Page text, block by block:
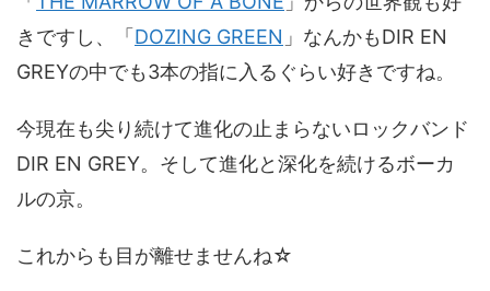
きですし、「 DOZING GREEN 」なんかもDIR EN
GREYの中でも3本の指に入るぐらい好きですね。
今現在も尖り続けて進化の止まらないロックバンド
DIR EN GREY。そして進化と深化を続けるボーカ
ルの京。
これからも目が離せませんね☆